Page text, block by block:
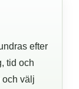
efter
tid och
och välj